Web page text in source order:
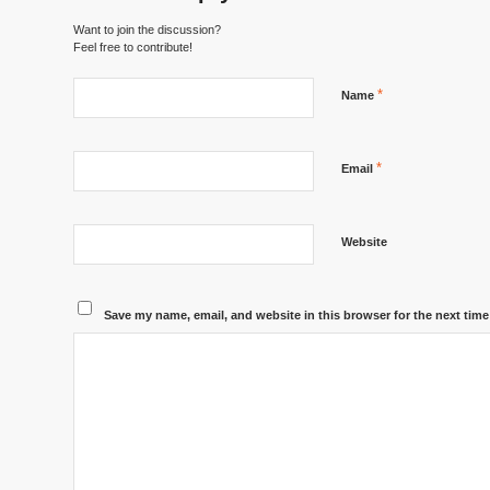
Want to join the discussion?
Feel free to contribute!
Name *
Email *
Website
Save my name, email, and website in this browser for the next